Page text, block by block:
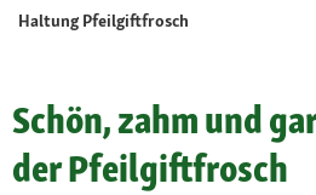
Haltung Pfeilgiftfrosch
Schön, zahm und
der Pfeilgiftfrosch